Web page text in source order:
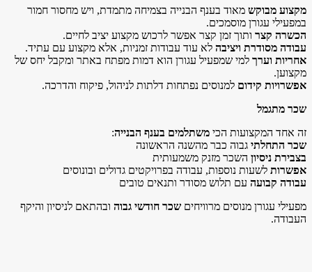
מקצוע מבוקש מאוד בענף הבנייה בצמיחה מתמדת, ויש מחסור חמור
במפעילי עגורן מוסמכים.
הכשרה קצר ותוך זמן קצר אפשר לרכוש מקצוע יציב לחיים.
עבודה מסודרת ויציבה לא עוד עבודות זמניות, אלא מקצוע עם עתיד.
אחריות וערך למי שמפעיל עגורן הוא דמות מפתח באתר ומקבל יחס של
מקצוען.
אפשרויות קידום למנוסים נפתחות דלתות לניהול, פיקוח והדרכה.
שכר מתגמל
זה אחד המקצועות הכי משתלמים בענף הבנייה:
שכר התחלתי גבוה כבר מהשנה הראשונה
בצבירת ניסיון השכר מזנק משמעותית
אפשרות לשעות נוספות, עבודה בפרויקטים גדולים ובונוסים
עבודה קבועה עם תלוש מסודר ותנאים טובים
מפעילי עגורן מנוסים מרוויחים שכר חודשי גבוה ובהתאם לניסיון והיקף
העבודה.